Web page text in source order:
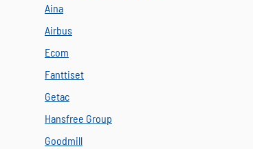
Aina
Airbus
Ecom
Fanttiset
Getac
Hansfree Group
Goodmill